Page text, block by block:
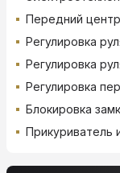
Передний
Регулировка
Регулировка
Регулировка
Блокировка
Прикуриватель